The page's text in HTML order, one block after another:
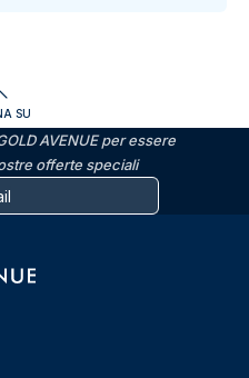
SU
AVENUE per essere
offerte speciali